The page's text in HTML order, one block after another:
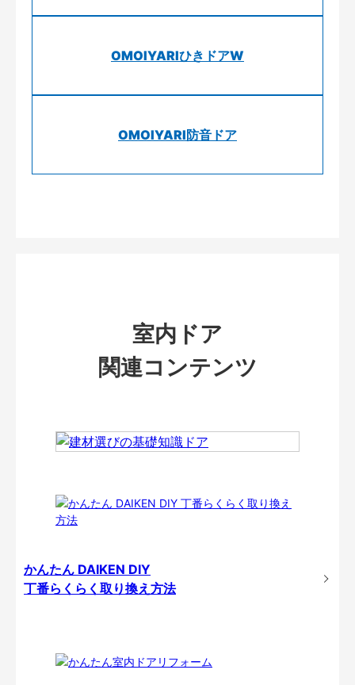
OMOIYARIひきドアW
OMOIYARI防音ドア
室内ドア
関連コンテンツ
かんたん DAIKEN DIY
丁番らくらく取り換え方法